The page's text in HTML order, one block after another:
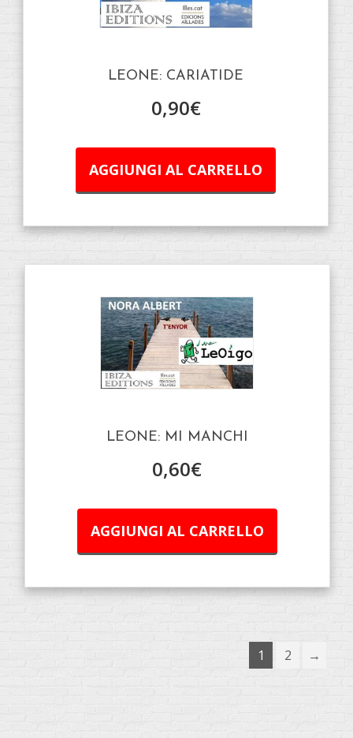
LEONE: CARIATIDE
0,90€
AGGIUNGI AL CARRELLO
LEONE: MI MANCHI
0,60€
AGGIUNGI AL CARRELLO
1 2 →